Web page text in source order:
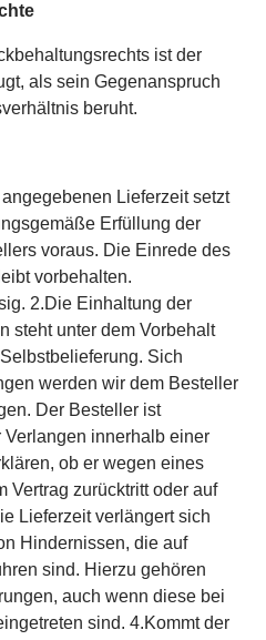
ist der
als sein Gegenanspruch
beruht.
Lieferzeit setzt
Erfüllung der
voraus. Die Einrede des
vorbehalten.
2.Die Einhaltung der
steht unter dem Vorbehalt
Sich
werden wir dem Besteller
Der Besteller ist
innerhalb einer
ob er wegen eines
Vertrag zurücktritt oder auf
Lieferzeit verlängert sich
Hindernissen, die auf
sind. Hierzu gehören
auch wenn diese bei
sind. 4.Kommt der